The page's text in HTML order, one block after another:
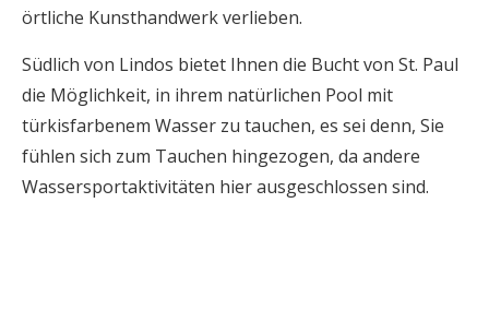
örtliche Kunsthandwerk verlieben.
Südlich von Lindos bietet Ihnen die Bucht von St. Paul
die Möglichkeit, in ihrem natürlichen Pool mit
türkisfarbenem Wasser zu tauchen, es sei denn, Sie
fühlen sich zum Tauchen hingezogen, da andere
Wassersportaktivitäten hier ausgeschlossen sind.